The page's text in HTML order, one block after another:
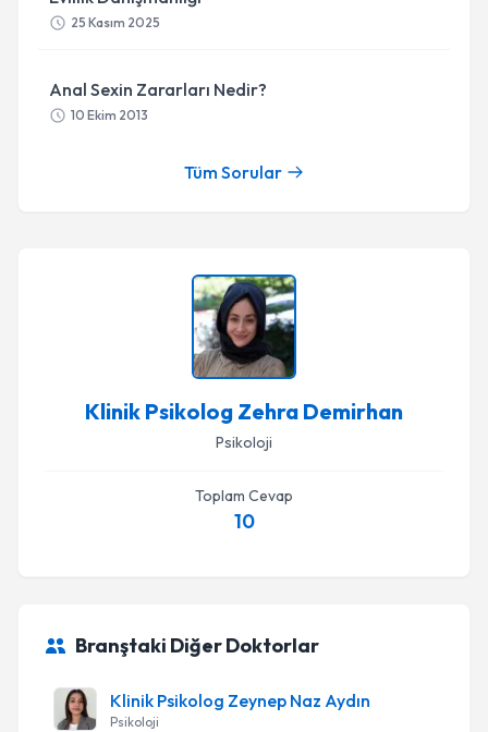
25 Kasım 2025
Anal Sexin Zararları Nedir?
10 Ekim 2013
Tüm Sorular
Klinik Psikolog Zehra Demirhan
Psikoloji
Toplam Cevap
10
Branştaki Diğer Doktorlar
Klinik Psikolog Zeynep Naz Aydın
Psikoloji